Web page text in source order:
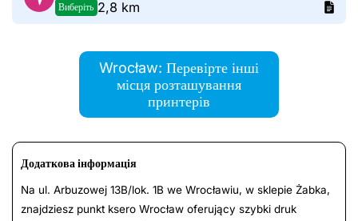
Виберіть 2,8 km
Wrocław: Перевірте інші
місця розташування
принтерів
Додаткова інформація
Na ul. Arbuzowej 13B/lok. 1B we Wrocławiu, w sklepie Żabka,
znajdziesz punkt ksero Wrocław oferujący szybki druk